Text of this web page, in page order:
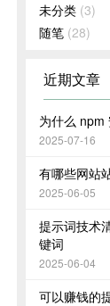
未分类 (3)
随笔 (28)
近期文章
为什么 npm
2025-07-16
有哪些网站
2025-06-05
提示词技术
键词
2025-06-04
可以赚钱的